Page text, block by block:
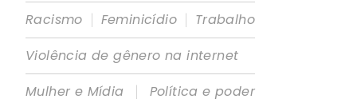
Racismo | Feminicídio | Trabalho
Violência de gênero na internet
Mulher e Mídia
|
Política e poder